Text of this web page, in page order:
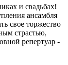
и свадьбах!
ансамбля
свое торжество
страстью,
репертуар -